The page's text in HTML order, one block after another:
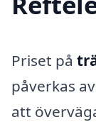
Priset på
påverkas
att